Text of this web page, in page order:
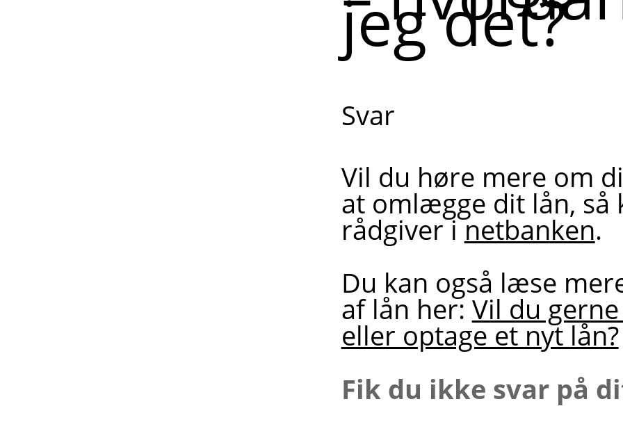
jeg det?
Svar
Vil du høre mere om
at omlægge dit lån, så
rådgiver inetbanken.
Du kan også læse
af lån her:Vil du
eller optage et nyt lån?
Fik du ikke svar på